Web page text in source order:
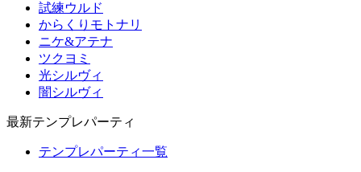
試練ウルド
からくりモトナリ
ニケ&アテナ
ツクヨミ
光シルヴィ
闇シルヴィ
最新テンプレパーティ
テンプレパーティ一覧